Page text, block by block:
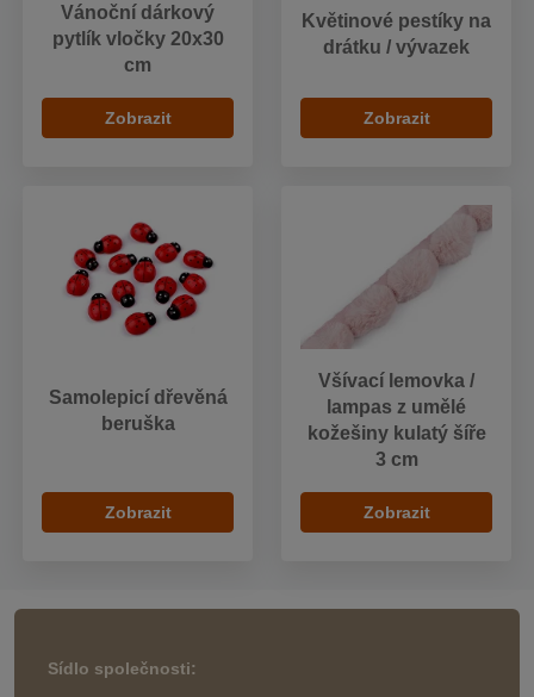
Vánoční dárkový
pytlík vločky 20x30
cm
Zobrazit
Květinové pestíky na
drátku / vývazek
Zobrazit
Samolepicí dřevěná
beruška
Zobrazit
Všívací lemovka /
lampas z umělé
kožešiny kulatý šíře
3 cm
Zobrazit
Sídlo společnosti: